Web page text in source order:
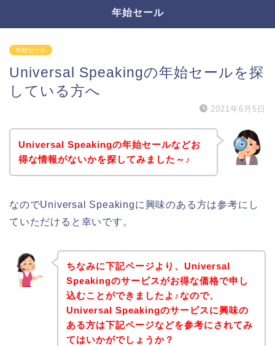
年始セール
年始セール
Universal Speakingの年始セールを探
している方へ
2021年6月5日
Universal Speakingの年始セールなどお
得な情報がないかを探してみました～♪
なのでUniversal Speakingに興味のある方は参考にし
ていただけると幸いです。
ちなみに下記ページより、Universal
Speakingのサービスがお得な価格で申し
込むことができましたよ♪なので、
Universal Speakingのサービスに興味の
ある方は下記ページなどを参考にされてみ
てはいかがでしょうか？